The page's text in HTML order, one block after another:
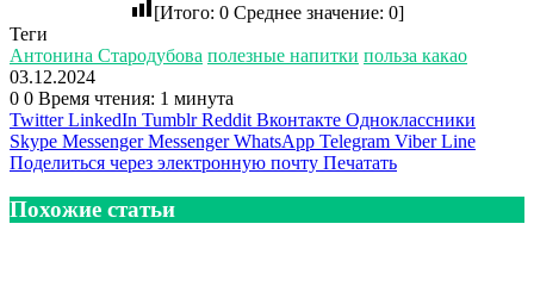
[Итого: 0 Среднее значение: 0]
Теги
Антонина Стародубова полезные напитки польза какао
03.12.2024
0 0 Время чтения: 1 минута
Twitter LinkedIn Tumblr Reddit Вконтакте Одноклассники
Skype Messenger Messenger WhatsApp Telegram Viber Line
Поделиться через электронную почту Печатать
Похожие статьи